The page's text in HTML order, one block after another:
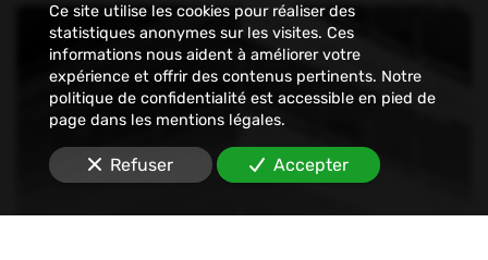
Ce site utilise les cookies pour réaliser des
statistiques anonymes sur les visites. Ces
informations nous aident à améliorer votre
expérience et offrir des contenus pertinents. Notre
politique de confidentialité est accessible en pied de
page dans les mentions légales.
Refuser Accepter